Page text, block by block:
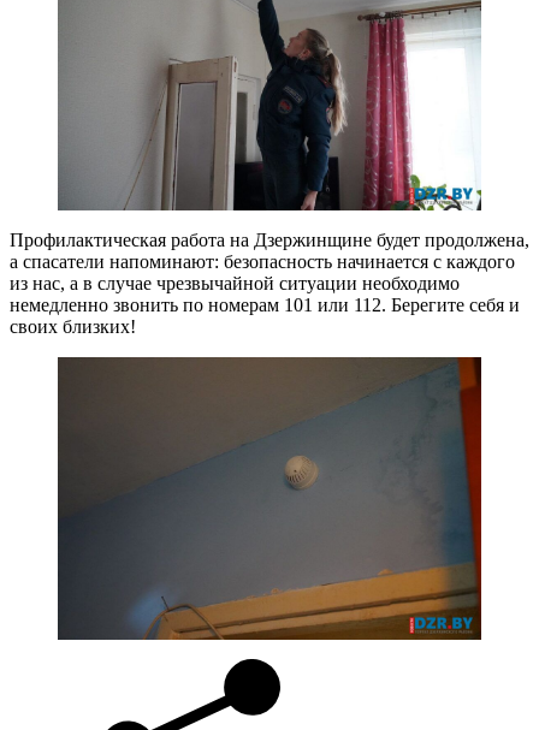
Профилактическая работа на Дзержинщине будет продолжена,
а спасатели напоминают: безопасность начинается с каждого
из нас, а в случае чрезвычайной ситуации необходимо
немедленно звонить по номерам 101 или 112. Берегите себя и
своих близких!